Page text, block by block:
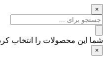
×
شما این محصولات را انتخاب
×